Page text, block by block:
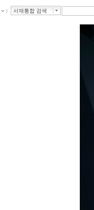
ｌ 서재통합 검색